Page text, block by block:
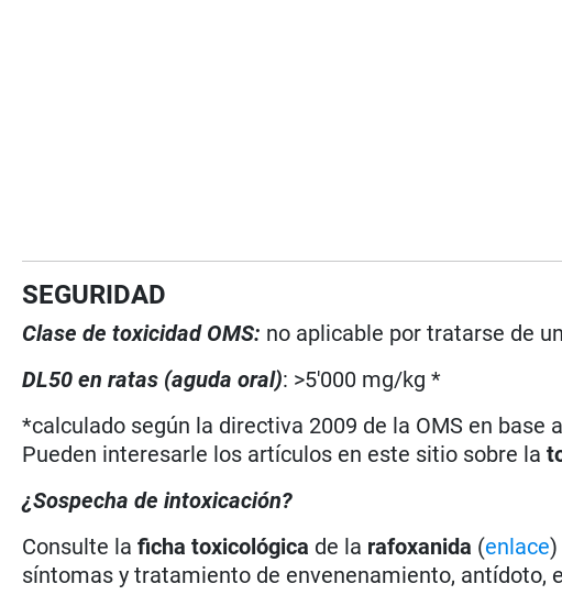
SEGURIDAD
Clase de toxicidad OMS: no aplicable por tratarse de
DL50 en ratas (aguda oral): >5'000 mg/kg *
*calculado según la directiva 2009 de la OMS en base
Pueden interesarle los artículos en este sitio sobre la
¿Sospecha de intoxicación?
Consulte laficha toxicológica de la rafoxanida (enlace)
síntomas y tratamiento de envenenamiento, antídoto,